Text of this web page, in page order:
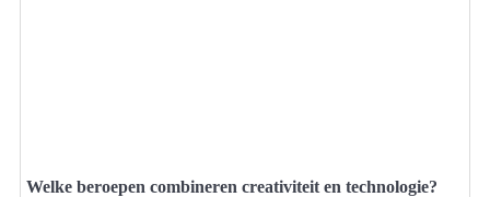
Welke beroepen combineren creativiteit en technologie?